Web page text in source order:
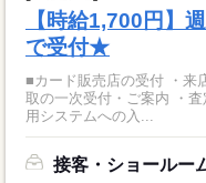
【時給1,700円】
で受付★
■カード販売店の受付 ・来
取の一次受付・ご案内 ・
用システムへの入...
接客・ショールー